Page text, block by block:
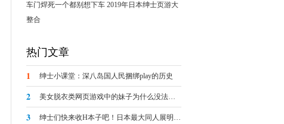
车门焊死一个都别想下车 2019年日本绅士页游大
整合
热门文章
1 绅士小课堂：深八岛国人民捆绑play的历史
2 美女脱衣类网页游戏中的妹子为什么没法被脱光？
3 绅士们快来收H本子吧！日本最大同人展明日开幕